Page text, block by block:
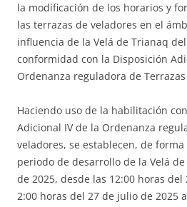
la modificación de los horarios y
las terrazas de veladores en el
influencia de la Velá de Trianaq
conformidad con la Disposición
Ordenanza reguladora de
Haciendo uso de la habilitación
Adicional IV de la Ordenanza
veladores, se establecen, de
periodo de desarrollo de la Velá de
de 2025, desde las 12:00 horas
2:00 horas del 27 de julio de 2025